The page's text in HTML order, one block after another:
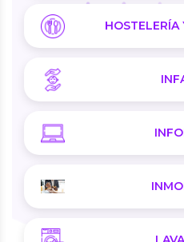
HOSTELERÍA